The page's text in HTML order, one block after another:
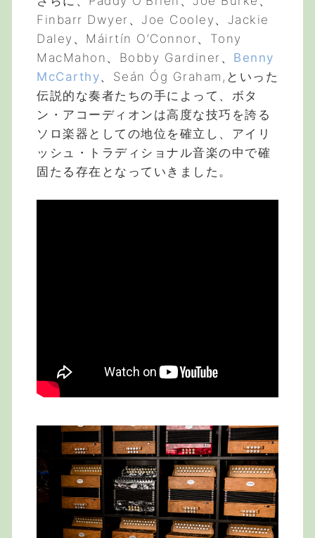
Finbarr Dwyer、Joe Cooley、Jackie
Daley、Máirtín O’Connor、Tony
MacMahon、Bobby Gardiner、 Benny
McCarthy、Seán Óg Graham,といった
伝説的な奏者たちの手によって、ボタ
ン・アコーディオンは高度な技巧を誇る
ソロ楽器としての地位を確立し、アイリ
ッシュ・トラディショナル音楽の中で確
固たる存在となっていきました。